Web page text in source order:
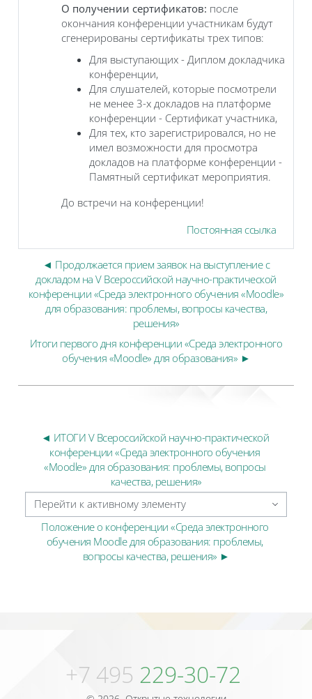
О получении сертификатов: после
окончания конференции участникам будут
сгенерированы сертификаты трех типов:
Для выступающих - Диплом докладчика
конференции,
Для слушателей, которые посмотрели
не менее 3-х докладов на платформе
конференции - Сертификат участника,
Для тех, кто зарегистрировался, но не
имел возможности для просмотра
докладов на платформе конференции -
Памятный сертификат мероприятия.
До встречи на конференции!
Постоянная ссылка
◄ Продолжается прием заявок на выступление с
докладом на V Всероссийской научно-практической
конференции «Среда электронного обучения «Moodle»
для образования: проблемы, вопросы качества,
решения»
Итоги первого дня конференции «Среда электронного
обучения «Moodle» для образования» ►
◄ ИТОГИ V Всероссийской научно-практической
конференции «Среда электронного обучения
«Moodle» для образования: проблемы, вопросы
качества, решения»
Перейти к активному элементу
Положение о конференции «Среда электронного
обучения Moodle для образования: проблемы,
вопросы качества, решения» ►
+7 495 229-30-72